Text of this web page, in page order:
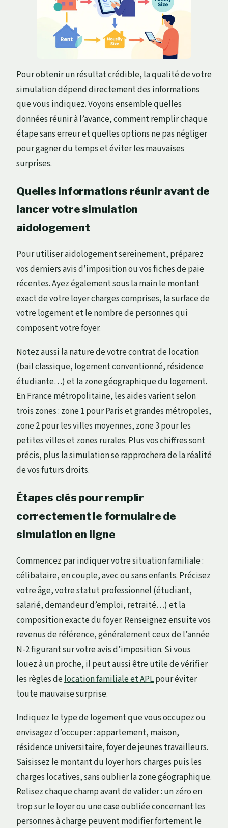
Pour obtenir un résultat crédible, la qualité de votre
simulation dépend directement des informations
que vous indiquez. Voyons ensemble quelles
données réunir à l’avance, comment remplir chaque
étape sans erreur et quelles options ne pas négliger
pour gagner du temps et éviter les mauvaises
surprises.
Quelles informations réunir avant de
lancer votre simulation
aidologement
Pour utiliser aidologement sereinement, préparez
vos derniers avis d’imposition ou vos fiches de paie
récentes. Ayez également sous la main le montant
exact de votre loyer charges comprises, la surface de
votre logement et le nombre de personnes qui
composent votre foyer.
Notez aussi la nature de votre contrat de location
(bail classique, logement conventionné, résidence
étudiante…) et la zone géographique du logement.
En France métropolitaine, les aides varient selon
trois zones : zone 1 pour Paris et grandes métropoles,
zone 2 pour les villes moyennes, zone 3 pour les
petites villes et zones rurales. Plus vos chiffres sont
précis, plus la simulation se rapprochera de la réalité
de vos futurs droits.
Étapes clés pour remplir
correctement le formulaire de
simulation en ligne
Commencez par indiquer votre situation familiale :
célibataire, en couple, avec ou sans enfants. Précisez
votre âge, votre statut professionnel (étudiant,
salarié, demandeur d’emploi, retraité…) et la
composition exacte du foyer. Renseignez ensuite vos
revenus de référence, généralement ceux de l’année
N-2 figurant sur votre avis d’imposition. Si vous
louez à un proche, il peut aussi être utile de vérifier
les règles delocation familiale et APLpour éviter
toute mauvaise surprise.
Indiquez le type de logement que vous occupez ou
envisagez d’occuper : appartement, maison,
résidence universitaire, foyer de jeunes travailleurs.
Saisissez le montant du loyer hors charges puis les
charges locatives, sans oublier la zone géographique.
Relisez chaque champ avant de valider : un zéro en
trop sur le loyer ou une case oubliée concernant les
personnes à charge peuvent modifier fortement le